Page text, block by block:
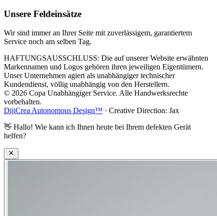
Unsere Feldeinsätze
Wir sind immer an Ihrer Seite mit zuverlässigem, garantiertem
Service noch am selben Tag.
HAFTUNGSAUSSCHLUSS: Die auf unserer Website erwähnten
Markennamen und Logos gehören ihren jeweiligen Eigentümern.
Unser Unternehmen agiert als unabhängiger technischer
Kundendienst, völlig unabhängig von den Herstellern.
© 2026 Copa Unabhängiger Service. Alle Handwerksrechte
vorbehalten.
DijiCrea Autonomous Design™ · Creative Direction: Jax
👋 Hallo! Wie kann ich Ihnen heute bei Ihrem defekten Gerät
helfen?